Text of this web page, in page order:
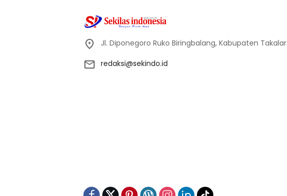
Jl. Diponegoro Ruko Biringbalang, Kabupaten Takalar
redaksi@sekindo.id